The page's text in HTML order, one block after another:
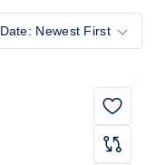
Date: Newest First